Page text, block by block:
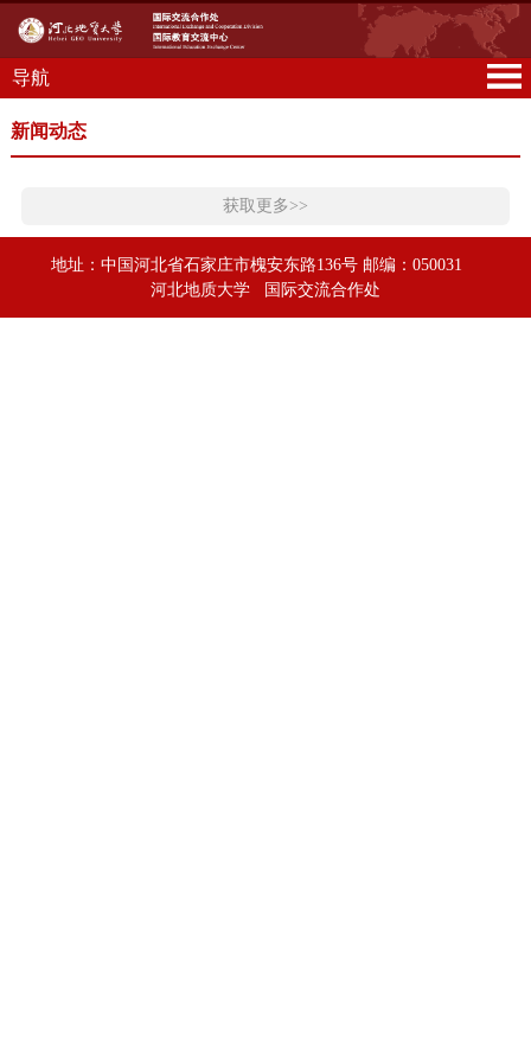
导航
新闻动态
获取更多>>
地址：中国河北省石家庄市槐安东路136号 邮编：050031
河北地质大学 国际交流合作处